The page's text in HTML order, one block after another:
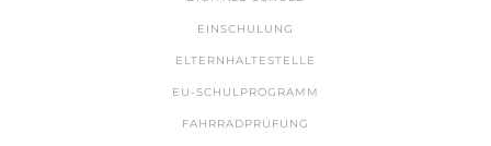
EINSCHULUNG
ELTERNHALTESTELLE
EU-SCHULPROGRAMM
FAHRRADPRÜFUNG